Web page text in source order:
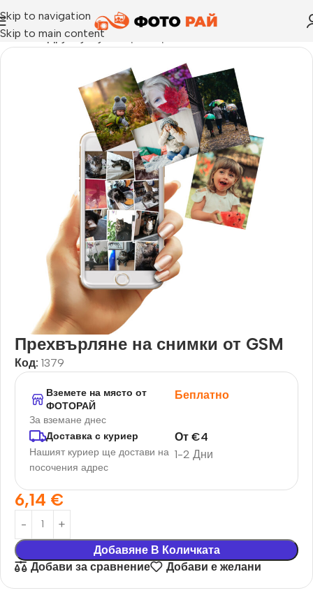
Skip to navigation
Skip to main content
Начало›Други услуги
Прехвърляне на снимки от GSM
Код: 1379
Вземете на място от
ФОТОРАЙ
За вземане днес
Беплатно
Доставка с куриер
Нашият куриер ще достави на
посочения адрес
1-2 Дни
От€4
6,14 €
Добавяне В Количката
Добави за сравнение
Добави е желани